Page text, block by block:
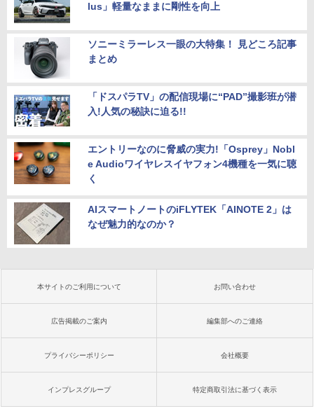
lus」軽量なままに剛性を向上
ソニーミラーレス一眼の大特集！ 見どころ記事
まとめ
「ドスパラTV」の配信現場に“PAD”撮影班が潜
入!人気の秘訣に迫る!!
エントリーなのに脅威の実力!「Osprey」Nobl
e Audioワイヤレスイヤフォン4機種を一気に聴
く
AIスマートノートのiFLYTEK「AINOTE 2」は
なぜ魅力的なのか？
本サイトのご利用について お問い合わせ
広告掲載のご案内 編集部へのご連絡
プライバシーポリシー 会社概要
インプレスグループ 特定商取引法に基づく表示